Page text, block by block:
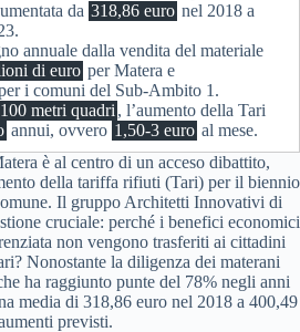
da 318,86 euro nel 2018 a
annuale dalla vendita del materiale
di euro per Matera e
i comuni del Sub-Ambito 1.
100 metri quadri , l’aumento della Tari
annui, ovvero 1,50-3 euro al mese.
è al centro di un acceso dibattito,
della tariffa rifiuti (Tari) per il biennio
Il gruppo Architetti Innovativi di
cruciale: perché i benefici economici
non vengono trasferiti ai cittadini
Nonostante la diligenza dei materani
ha raggiunto punte del 78% negli anni
media di 318,86 euro nel 2018 a 400,49
previsti.